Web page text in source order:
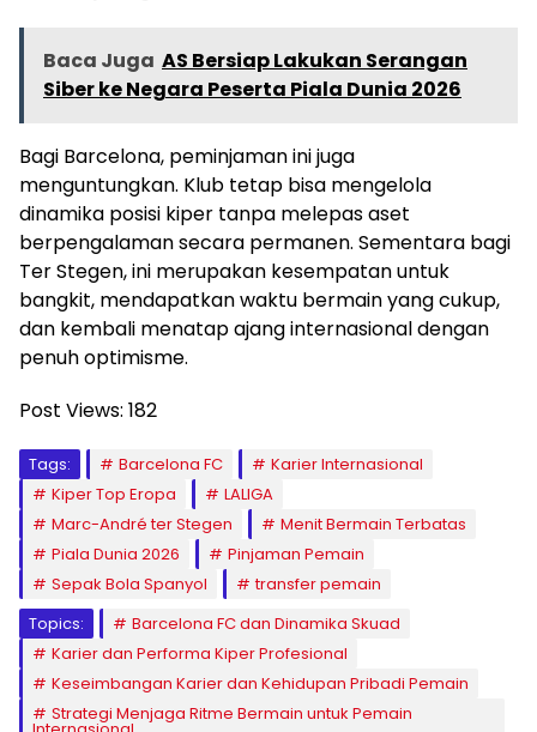
Baca Juga AS Bersiap Lakukan Serangan
Siber ke Negara Peserta Piala Dunia 2026
Bagi Barcelona, peminjaman ini juga
menguntungkan. Klub tetap bisa mengelola
dinamika posisi kiper tanpa melepas aset
berpengalaman secara permanen. Sementara bagi
Ter Stegen, ini merupakan kesempatan untuk
bangkit, mendapatkan waktu bermain yang cukup,
dan kembali menatap ajang internasional dengan
penuh optimisme.
Post Views: 182
Tags: Barcelona FC
Karier Internasional
Kiper Top Eropa
LALIGA
Marc-André ter Stegen
Menit Bermain Terbatas
Piala Dunia 2026
Pinjaman Pemain
Sepak Bola Spanyol
transfer pemain
Topics:
Barcelona FC dan Dinamika Skuad
Karier dan Performa Kiper Profesional
Keseimbangan Karier dan Kehidupan Pribadi Pemain
Strategi Menjaga Ritme Bermain untuk Pemain